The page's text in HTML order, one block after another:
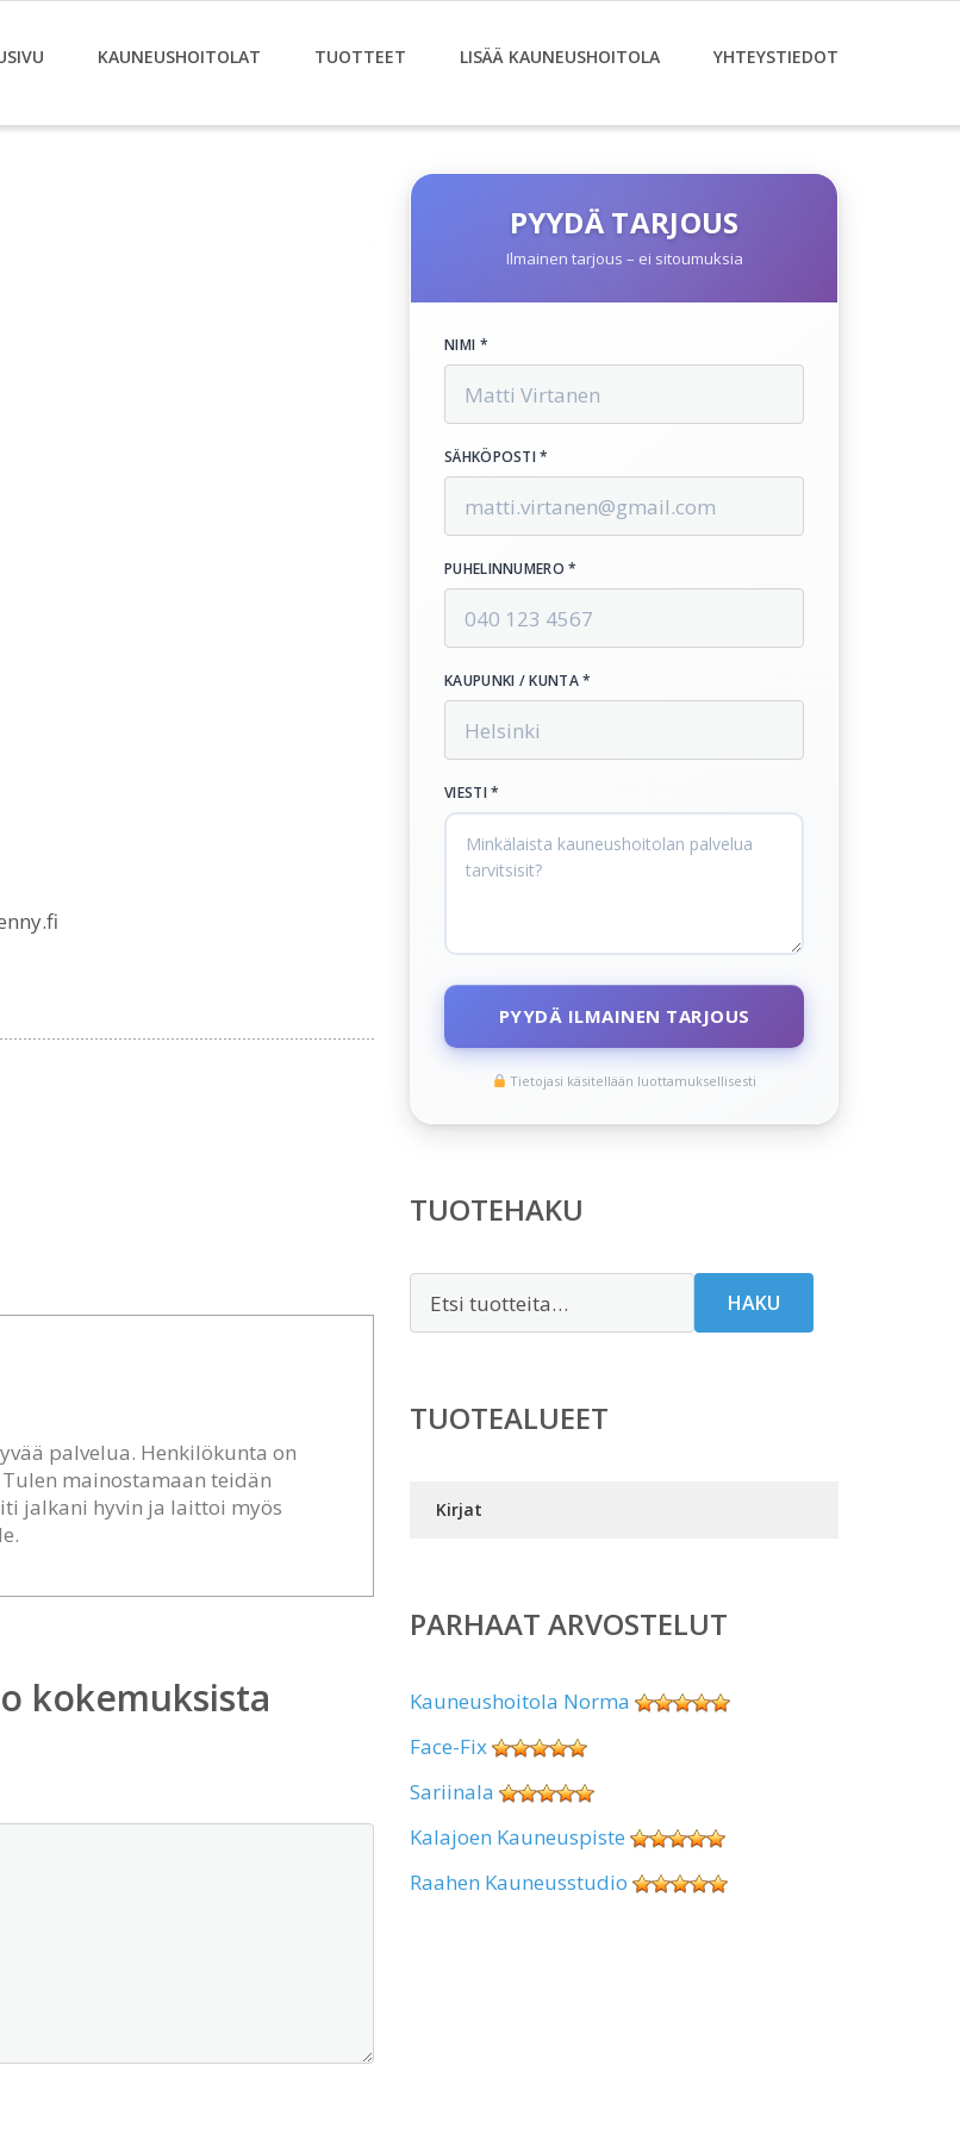
KAUNEUSHOITOLAT TUOTTEET LISÄÄ KAUNEUSHOITOLA YHTEYSTIEDOT
palvelua. Henkilökunta on
mainostamaan teidän
jalkani hyvin ja laittoi myös
kokemuksista
PYYDÄ TARJOUS
Ilmainen tarjous – ei sitoumuksia
NIMI *
SÄHKÖPOSTI *
PUHELINNUMERO *
KAUPUNKI / KUNTA *
VIESTI *
PYYDÄ ILMAINEN TARJOUS
Tietojasi käsitellään luottamuksellisesti
TUOTEHAKU
HAKU
TUOTEALUEET
Kirjat
PARHAAT ARVOSTELUT
Kauneushoitola Norma
Face-Fix
Sariinala
Kalajoen Kauneuspiste
Raahen Kauneusstudio